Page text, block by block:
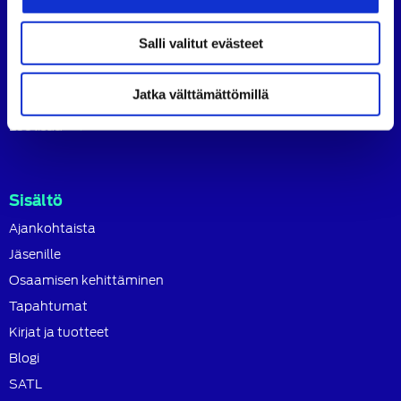
Salli valitut evästeet
Jatka välttämättömillä
ammattilaisten ja asiantuntijoiden yhteistyö- ja
koulutusjärjestö.
tavoitteena on ylläpitää ja kehittää koko autoalan
osaamista ja ammattitaitoa.
Lue lisää
Sisältö
Ajankohtaista
Jäsenille
Osaamisen kehittäminen
Tapahtumat
Kirjat ja tuotteet
Blogi
SATL